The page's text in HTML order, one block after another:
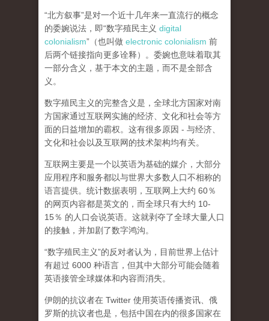
“北方叙事”是对一个近十几年来一直流行的概念
的委婉说法，即“数字殖民主义 digital
colonialism”（也叫做 electronic colonialism 前
后两个链接指向更多诠释）。委婉也意味着取其
一部分含义，基于本文的主题，而不是全部含
义。
数字殖民主义的完整含义是，全球北方国家对南
方国家通过互联网实施的经济、文化和社会等方
面的日益增加的霸权。这有很多原因 - 与经济、
文化和社会以及互联网的技术架构均有关。
互联网主要是一个以英语为基础的媒介，大部分
应用程序和服务都以与世界大多数人口不相称的
语言提供。统计数据表明，互联网上大约 60％
的网页内容都是英文的，而全球只有大约 10-
15％ 的人口会说英语。这就剥夺了全球大量人口
的接触，并加剧了数字鸿沟。
“数字殖民主义”的反对者认为，目前世界上估计
有超过 6000 种语言，但其中大部分可能会随着
英语接管全球媒体和内容而消失。
伊朗的抗议者在 Twitter 使用英语传播资讯、俄
罗斯的抗议者也是，包括中国在内的很多国家在